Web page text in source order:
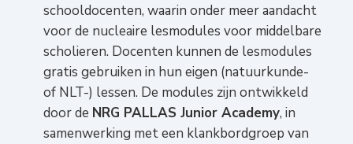
schooldocenten, waarin onder meer aandacht
voor de nucleaire lesmodules voor middelbare
scholieren. Docenten kunnen de lesmodules
gratis gebruiken in hun eigen (natuurkunde-
of NLT-) lessen. De modules zijn ontwikkeld
door de NRG PALLAS Junior Academy, in
samenwerking met een klankbordgroep van